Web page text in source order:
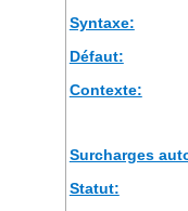
Syntaxe:
Défaut:
Contexte:
Surcharges
Statut: